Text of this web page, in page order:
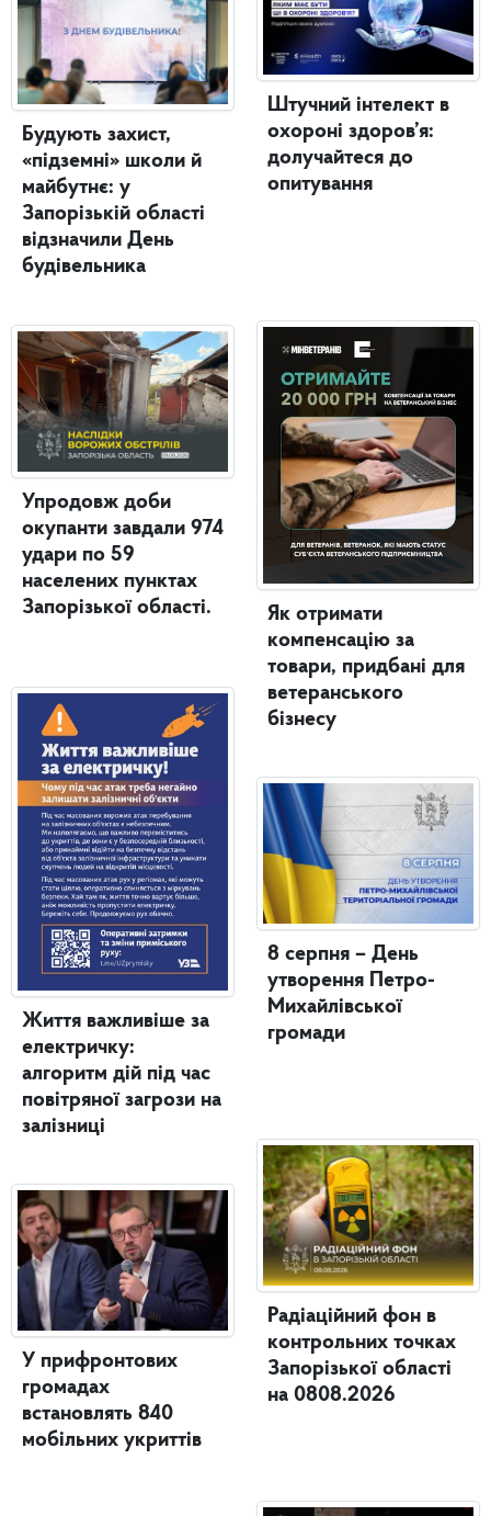
Будують захист,
«підземні» школи й
майбутнє: у
Запорізькій області
відзначили День
будівельника
Упродовж доби
окупанти завдали 974
удари по 59
населених пунктах
Запорізької області.
Життя важливіше за
електричку:
алгоритм дій під час
повітряної загрози на
залізниці
У прифронтових
громадах
встановлять 840
мобільних укриттів
Штучний інтелект в
охороні здоров’я:
долучайтеся до
опитування
Як отримати
компенсацію за
товари, придбані для
ветеранського
бізнесу
8 серпня – День
утворення Петро-
Михайлівської
громади
Радіаційний фон в
контрольних точках
Запорізької області
на 0808.2026